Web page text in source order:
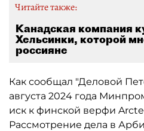
Читайте также:
Канадская компания
Хельсинки, которой
россияне
Как сообщал "Деловой
августа 2024 года
иск к финской верфи
Рассмотрение дела в